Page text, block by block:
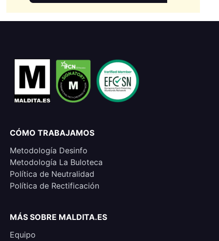
CÓMO TRABAJAMOS
Metodología Desinfo
Metodología La Buloteca
Política de Neutralidad
Política de Rectificación
MÁS SOBRE MALDITA.ES
Equipo